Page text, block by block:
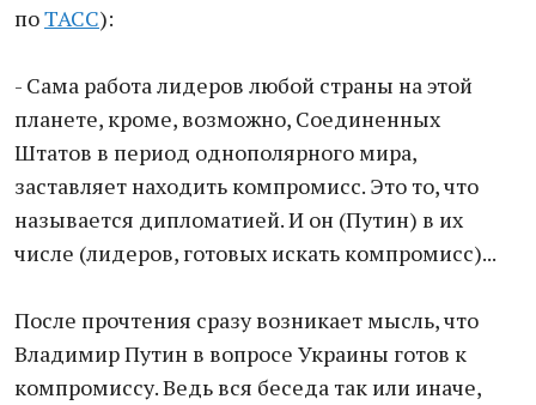
поТАСС):
- Сама работа лидеров любой страны на этой
планете, кроме, возможно, Соединенных
Штатов в период однополярного мира,
заставляет находить компромисс. Это то, что
называется дипломатией. И он (Путин) в их
числе (лидеров, готовых искать компромисс)...
После прочтения сразу возникает мысль, что
Владимир Путин в вопросе Украины готов к
компромиссу. Ведь вся беседа так или иначе,